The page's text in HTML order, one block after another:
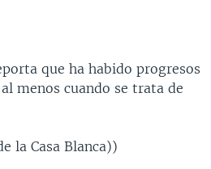
que ha habido progresos
menos cuando se trata de
la Casa Blanca))